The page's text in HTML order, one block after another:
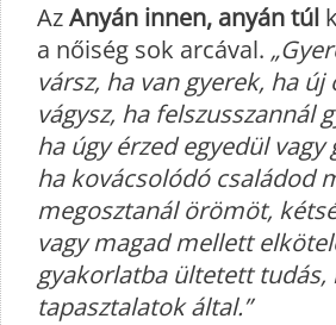
AzAnyán innen, anyán túl
a nőiség sok arcával.
vársz, ha van gyerek, ha
vágysz, ha felszusszannál
ha úgy érzed egyedül vagy
ha kovácsolódó családod
megosztanál örömöt,
vagy magad mellett
gyakorlatba ültetett tudás,
tapasztalatok által.”